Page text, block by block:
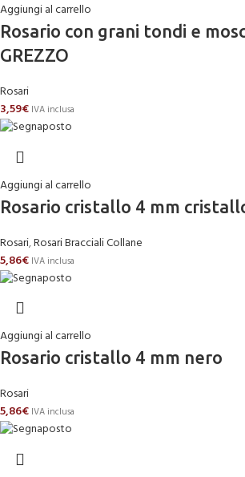
Aggiungi al carrello
Rosario con grani tondi e
GREZZO
Rosari
3,59€ IVA inclusa
Aggiungi al carrello
Rosario cristallo 4 mm
Rosari,Rosari Bracciali Collane
5,86€ IVA inclusa
Aggiungi al carrello
Rosario cristallo 4 mm nero
Rosari
5,86€ IVA inclusa